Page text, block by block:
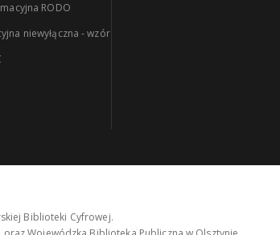
RODO
niewyłączna - wzór
Biblioteki Cyfrowej.